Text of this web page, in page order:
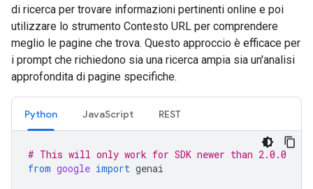
di ricerca per trovare informazioni pertinenti online e poi
utilizzare lo strumento Contesto URL per comprendere
meglio le pagine che trova. Questo approccio è efficace per
i prompt che richiedono sia una ricerca ampia sia un'analisi
approfondita di pagine specifiche.
Python JavaScript REST
# This will only work for SDK newer than 2.0.0
from google import genai